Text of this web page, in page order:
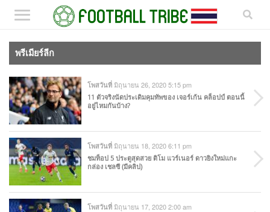
พรีเมียร์ลีก
โพสวันที่ มิถุนายน 26, 2020 5:15 pm
11 ตัวจริงนัดประเดิมคุมทัพของ เจอร์เก้น คล็อปป์ ตอนนี้
อยู่ไหมกันบ้าง?
โพสวันที่ มิถุนายน 18, 2020 6:11 pm
ชมท็อป 5 ประตูสุดสวย ติโม แวร์เนอร์ ดาวยิงใหม่แกะ
กล่อง เชลซี (มีคลิป)
โพสวันที่ มิถุนายน 17, 2020 2:00 am